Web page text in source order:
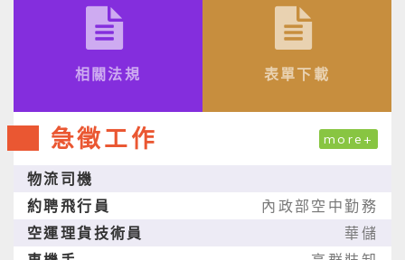
相關法規 表單下載
急徵工作 more+
物流司機
約聘飛行員
內政部空中勤務
空運理貨技術員
華儲